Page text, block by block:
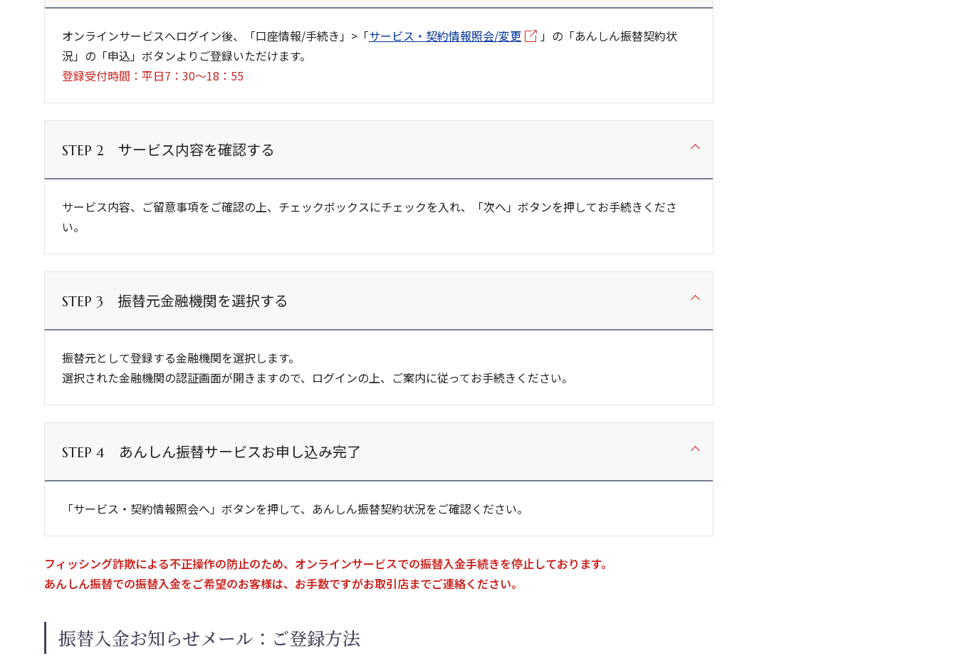
オンラインサービスへログイン後、「口座情報/手続き」>「サービス・契約情報照会/変更
」の「あんしん振替契約状
況」の「申込」ボタンよりご登録いただけます。
登録受付時間：平日7：30～18：55
STEP 2 サービス内容を確認する
サービス内容、ご留意事項をご確認の上、チェックボックスにチェックを入れ、「次へ」ボタンを押してお手続きくださ
い。
STEP 3 振替元金融機関を選択する
振替元として登録する金融機関を選択します。
選択された金融機関の認証画面が開きますので、ログインの上、ご案内に従ってお手続きください。
STEP 4 あんしん振替サービスお申し込み完了
「サービス・契約情報照会へ」ボタンを押して、あんしん振替契約状況をご確認ください。
フィッシング詐欺による不正操作の防止のため、オンラインサービスでの振替入金手続きを停止しております。
あんしん振替での振替入金をご希望のお客様は、お手数ですがお取引店までご連絡ください。
振替入金お知らせメール：ご登録方法